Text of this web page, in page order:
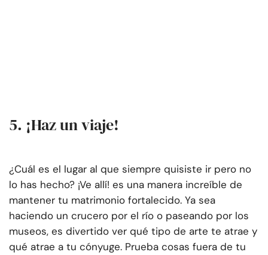
5. ¡Haz un viaje!
¿Cuál es el lugar al que siempre quisiste ir pero no
lo has hecho? ¡Ve allí! es una manera increíble de
mantener tu matrimonio fortalecido. Ya sea
haciendo un crucero por el río o paseando por los
museos, es divertido ver qué tipo de arte te atrae y
qué atrae a tu cónyuge. Prueba cosas fuera de tu